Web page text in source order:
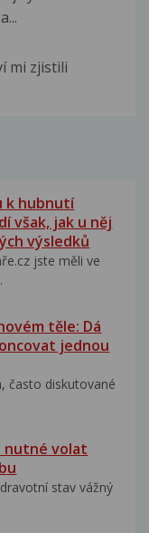
mi zjistili
k hubnutí
však, jak u něj
výsledků
jste měli ve
těle: Dá
jednou
často diskutované
nutné volat
stav vážný